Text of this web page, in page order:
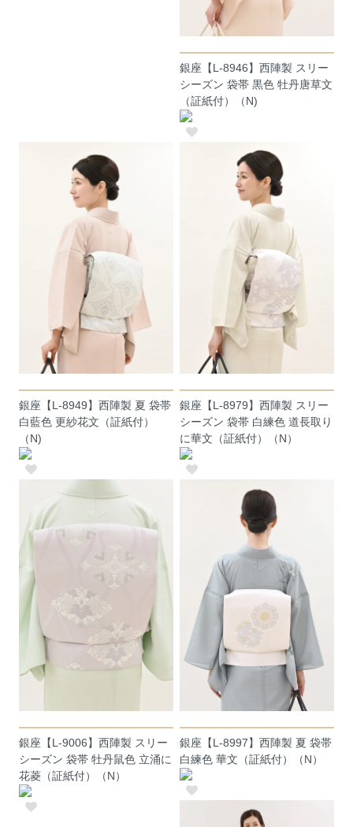
銀座【L-8946】西陣製 スリー
シーズン 袋帯 黒色 牡丹唐草文
（証紙付）（N)
銀座【L-8949】西陣製 夏 袋帯
白藍色 更紗花文（証紙付）
（N)
銀座【L-8979】西陣製 スリー
シーズン 袋帯 白練色 道長取り
に華文（証紙付）（N）
銀座【L-9006】西陣製 スリー
シーズン 袋帯 牡丹鼠色 立涌に
花菱（証紙付）（N）
銀座【L-8997】西陣製 夏 袋帯
白練色 華文（証紙付）（N）